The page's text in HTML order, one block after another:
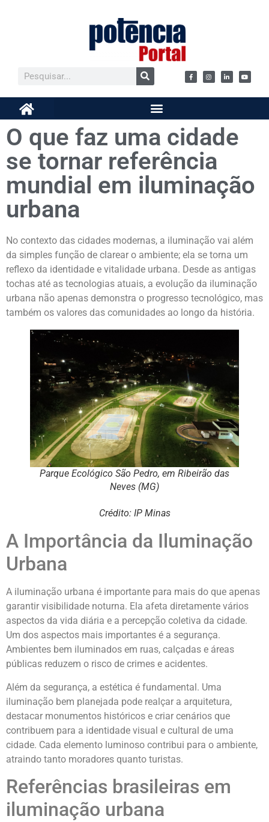
O que faz uma cidade
se tornar referência
mundial em iluminação
urbana
No contexto das cidades modernas, a iluminação vai além
da simples função de clarear o ambiente; ela se torna um
reflexo da identidade e vitalidade urbana. Desde as antigas
tochas até as tecnologias atuais, a evolução da iluminação
urbana não apenas demonstra o progresso tecnológico, mas
também os valores das comunidades ao longo da história.
Parque Ecológico São Pedro, em Ribeirão das
Neves (MG)
Crédito: IP Minas
A Importância da Iluminação
Urbana
A iluminação urbana é importante para mais do que apenas
garantir visibilidade noturna. Ela afeta diretamente vários
aspectos da vida diária e a percepção coletiva da cidade.
Um dos aspectos mais importantes é a segurança.
Ambientes bem iluminados em ruas, calçadas e áreas
públicas reduzem o risco de crimes e acidentes.
Além da segurança, a estética é fundamental. Uma
iluminação bem planejada pode realçar a arquitetura,
destacar monumentos históricos e criar cenários que
contribuem para a identidade visual e cultural de uma
cidade. Cada elemento luminoso contribui para o ambiente,
atraindo tanto moradores quanto turistas.
Referências brasileiras em
iluminação urbana